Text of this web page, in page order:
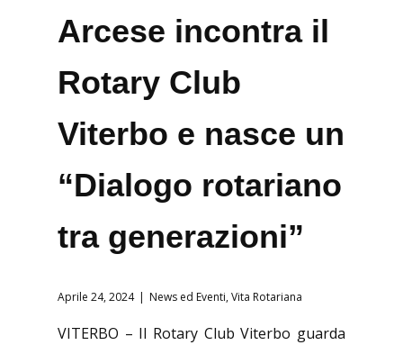
Arcese incontra il
Rotary Club
Viterbo e nasce un
“Dialogo rotariano
tra generazioni”
Aprile 24, 2024 News ed Eventi,Vita Rotariana
VITERBO – Il Rotary Club Viterbo guarda